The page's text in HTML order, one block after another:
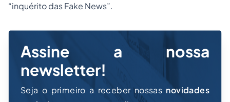
“inquérito das Fake News”.
Assine a nossa
newsletter!
Seja o primeiro a receber nossas novidades